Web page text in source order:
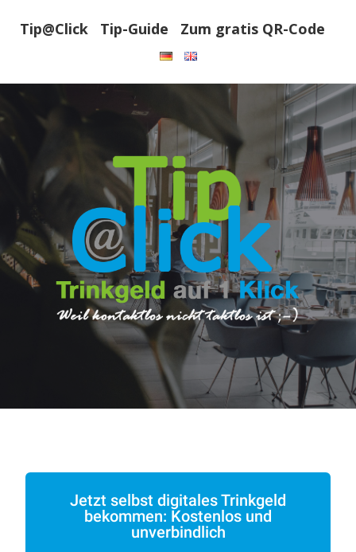
Tip@Click Tip-Guide Zum gratis QR-Code
Jetzt selbst digitales Trinkgeld
bekommen: Kostenlos und
unverbindlich